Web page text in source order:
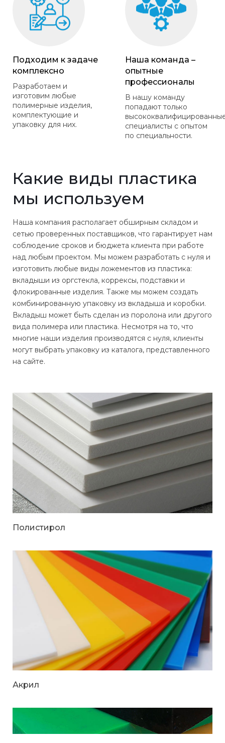
Подходим к задаче
комплексно
Разработаем и
изготовим любые
полимерные изделия,
комплектующие и
упаковку для них.
Наша команда –
опытные
профессионалы
В нашу команду
попадают только
специалисты с опытом
по специальности.
Какие виды пластика
мы используем
Наша компания располагает обширным складом и
сетью проверенных поставщиков, что гарантирует нам
соблюдение сроков и бюджета клиента при работе
над любым проектом. Мы можем разработать с нуля и
изготовить любые виды ложементов из пластика:
вкладыши из оргстекла, коррексы, подставки и
флокированные изделия. Также мы можем создать
комбинированную упаковку из вкладыша и коробки.
Вкладыш может быть сделан из поролона или другого
вида полимера или пластика. Несмотря на то, что
многие наши изделия производятся с нуля, клиенты
могут выбрать упаковку из каталога, представленного
на сайте.
Полистирол
Акрил